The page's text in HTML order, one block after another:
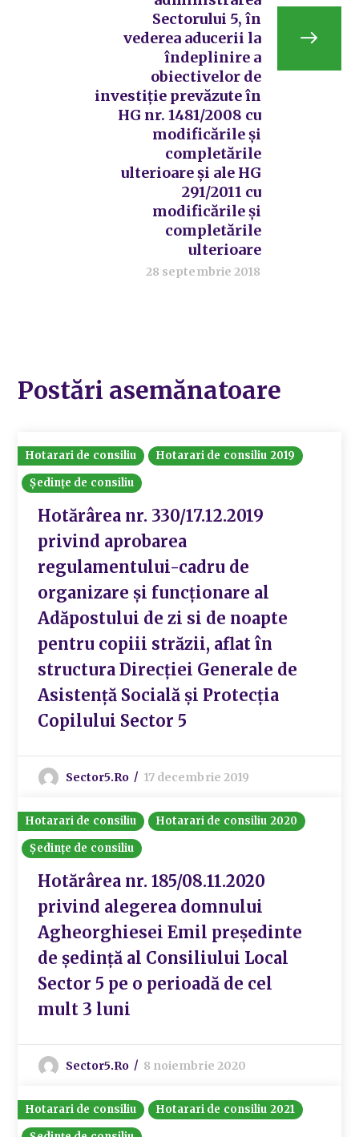
Sectorului 5, în
vederea aducerii la
îndeplinire a
obiectivelor de
investiție prevăzute în
HG nr. 1481/2008 cu
modificările și
completările
ulterioare și ale HG
291/2011 cu
modificările și
completările
ulterioare
28 septembrie 2018
Postări asemănatoare
Hotarari de consiliu
Hotarari de consiliu 2019
Ședințe de consiliu
Hotărârea nr. 330/17.12.2019
privind aprobarea
regulamentului-cadru de
organizare și funcționare al
Adăpostului de zi si de noapte
pentru copiii străzii, aflat în
structura Direcției Generale de
Asistență Socială și Protecția
Copilului Sector 5
Sector5.ro 17 decembrie 2019
Hotarari de consiliu
Hotarari de consiliu 2020
Ședințe de consiliu
Hotărârea nr. 185/08.11.2020
privind alegerea domnului
Agheorghiesei Emil președinte
de ședință al Consiliului Local
Sector 5 pe o perioadă de cel
mult 3 luni
Sector5.ro 8 noiembrie 2020
Hotarari de consiliu
Hotarari de consiliu 2021